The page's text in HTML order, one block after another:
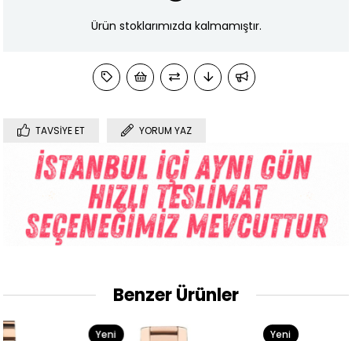
Ürün stoklarımızda kalmamıştır.
TAVSIYE ET YORUM YAZ
Benzer Ürünler